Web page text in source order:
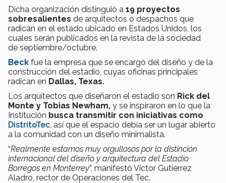
Dicha organización distinguió a 19 proyectos
sobresalientes de arquitectos o despachos que
radican en el estado ubicado en Estados Unidos, los
cuales serán publicados en la revista de la sociedad
de septiembre/octubre.
Beck fue la empresa que se encargó del diseño y de la
construcción del estadio, cuyas oficinas principales
radican en Dallas, Texas.
Los arquitectos que diseñaron el estadio son Rick del
Monte y Tobias Newham, y se inspiraron en lo que la
Institución busca transmitir con iniciativas como
DistritoTec , así que el espacio debía ser un lugar abierto
a la comunidad con un diseño minimalista.
“Realmente estamos muy orgullosos por la distinción
internacional del diseño y arquitectura del Estadio
Borregos en Monterrey”, manifestó Víctor Gutiérrez
Aladro, rector de Operaciones del Tec.